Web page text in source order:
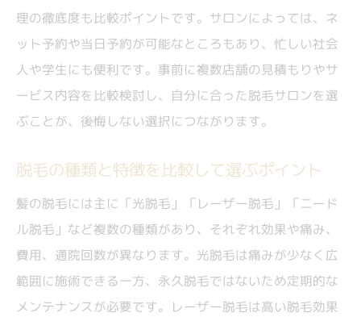
理の徹底度も比較ポイントです。サロンによっては、ネ
ット予約や当日予約が可能なところもあり、忙しい社会
人や学生にも便利です。事前に複数店舗の見積もりやサ
ービス内容を比較検討し、自分に合った脱毛サロンを選
ぶことが、後悔しない選択につながります。
脱毛の種類と特徴を比較して選ぶポイント
髪の脱毛には主に「光脱毛」「レーザー脱毛」「ニード
ル脱毛」など複数の種類があり、それぞれ効果や痛み、
費用、通院回数が異なります。光脱毛は痛みが少なく広
範囲に施術できる一方、永久脱毛ではないため定期的な
メンテナンスが必要です。レーザー脱毛は高い脱毛効果